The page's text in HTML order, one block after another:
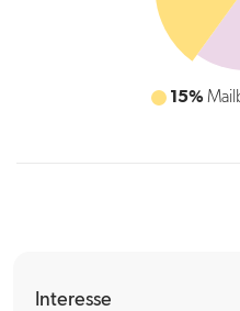
15%
Interesse